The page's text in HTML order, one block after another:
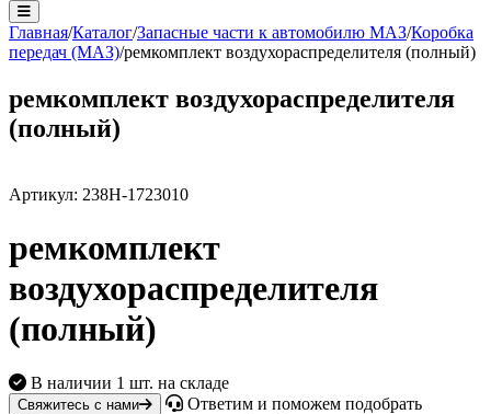
Главная/Каталог/Запасные части к автомобилю МАЗ/Коробка
передач (МАЗ)/ремкомплект воздухораспределителя (полный)
ремкомплект воздухораспределителя
(полный)
Артикул: 238Н-1723010
ремкомплект
воздухораспределителя
(полный)
В наличии 1 шт. на складе
Свяжитесь с нами
Ответим и поможем подобрать